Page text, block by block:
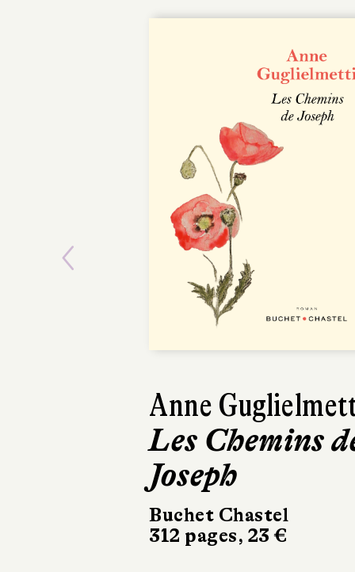
Anne
Les Chemins
Joseph
Buchet Chastel
312 pages, 23 €
Paul
Le
Le Livre
336
Previous